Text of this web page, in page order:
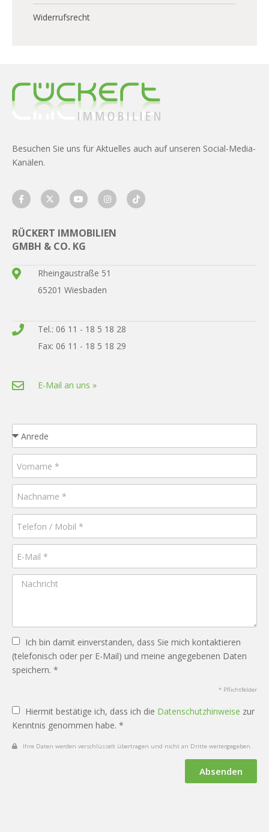
Widerrufsrecht
Besuchen Sie uns für Aktuelles auch auf unseren Social-Media-
Kanälen.
RÜCKERT IMMOBILIEN
GMBH & CO. KG
Rheingaustraße 51
65201 Wiesbaden
Tel.: 06 11 - 18 5 18 28
Fax: 06 11 - 18 5 18 29
E-Mail an uns »
Ich bin damit einverstanden, dass Sie mich kontaktieren
(telefonisch oder per E-Mail) und meine angegebenen Daten
speichern. *
* Pflichtfelder
Hiermit bestätige ich, dass ich die Datenschutzhinweise zur
Kenntnis genommen habe. *
Ihre Daten werden verschlüsselt übertragen und nicht an Dritte weitergegeben.
Absenden